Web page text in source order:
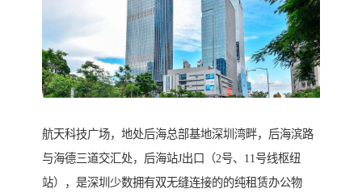
航天科技广场，地处后海总部基地深圳湾畔，后海滨路
与海德三道交汇处，后海站J出口（2号、11号线枢纽
站），是深圳少数拥有双无缝连接的的纯租赁办公物